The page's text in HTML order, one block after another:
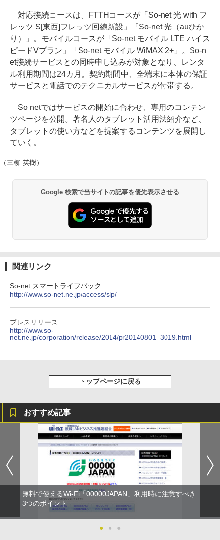
対応接続コースは、FTTHコースが「So-net 光 with フ
レッツ S[東西]フレッツ回線新設」「So-net 光（auひか
り）」。モバイルコースが「So-net モバイル LTE ハイス
ピードVプラン」「So-net モバイル WiMAX 2+」。So-n
et接続サービスとの同時申し込みが対象となり、レンタ
ル利用期間は24カ月。契約期間中、全端末に本体の保証
サービスと電話でのテクニカルサービスが付帯する。
So-netではサービスの開始に合わせ、専用のコンテン
ツページを公開。著名人のタブレット活用法紹介など、
タブレットの使い方などを提案するコンテンツを展開し
ていく。
（三柳 英樹）
Google 検索で当サイトの記事を優先表示させる
関連リンク
So-net スマートライフパック
http://www.so-net.ne.jp/access/slp/
プレスリリース
http://www.so-
net.ne.jp/corporation/release/2014/pr20140801_3019.html
トップページに戻る
おすすめ記事
無料で使えるWi-Fi「00000JAPAN」利用時に注意すべき
3つのポイント
● ● ●